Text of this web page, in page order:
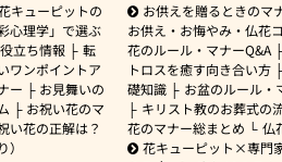
キューピットの
心理学」で選ぶ
立ち情報
転
ワンポイントア
ー
お見舞いの
お祝い花のマ
い花の正解は？
お供えを贈るときのマ
お供え・お悔やみ・仏花
花のルール・マナーQ&A
トロスを癒す向き合い方
礎知識
お盆のルール・
キリスト教のお葬式の
花のマナー総まとめ
仏
花キューピット×専門